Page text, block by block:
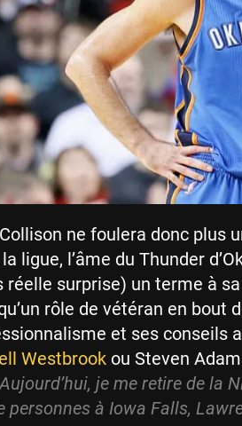
ne foulera donc plus
ligue, l’âme du Thunder
réelle surprise) un terme à
rôle de vétéran en bout
et ses conseils
Westbrook ou Steven
je me retire de la
personnes à Iowa Falls,